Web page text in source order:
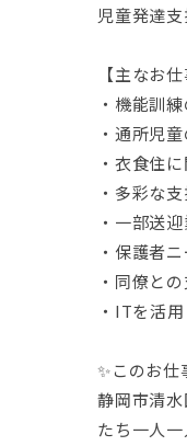
児童発達
【主なお
・機能訓
・通所児
・衣食住
・多彩な
・一部送
・保護者
・同僚と
・ITを活
✨このお仕
静岡市清
たち一人